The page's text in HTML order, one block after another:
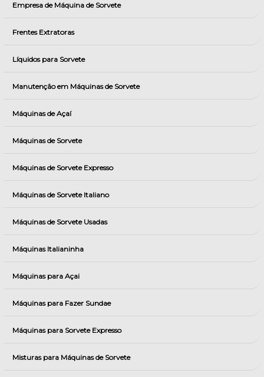
Empresa de Máquina de Sorvete
Frentes Extratoras
Líquidos para Sorvete
Manutenção em Máquinas de Sorvete
Máquinas de Açaí
Máquinas de Sorvete
Máquinas de Sorvete Expresso
Máquinas de Sorvete Italiano
Máquinas de Sorvete Usadas
Máquinas Italianinha
Máquinas para Açai
Máquinas para Fazer Sundae
Máquinas para Sorvete Expresso
Misturas para Máquinas de Sorvete